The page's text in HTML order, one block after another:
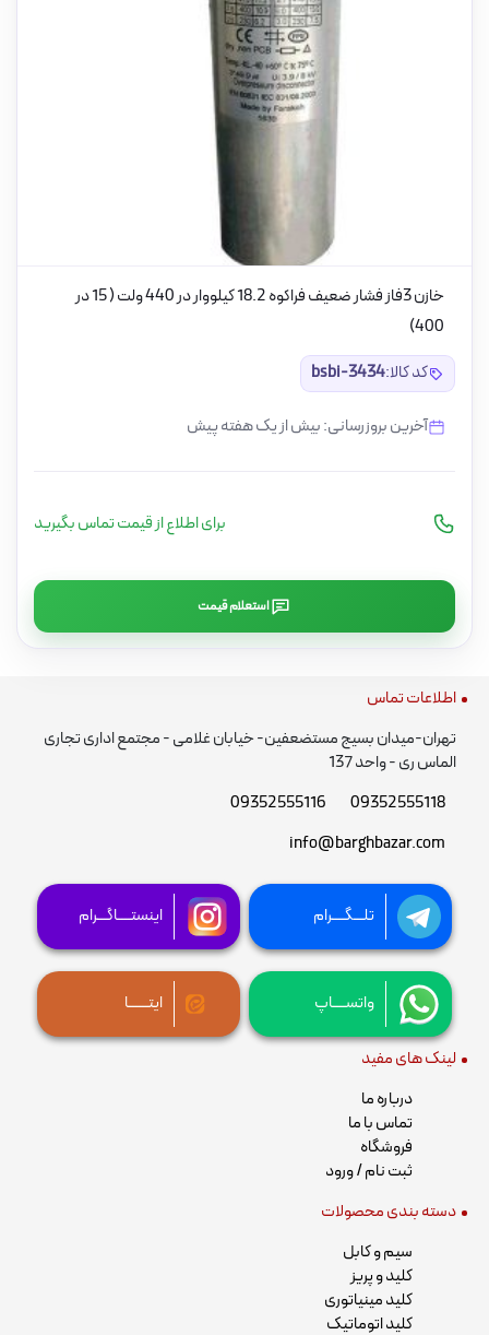
خازن 3فاز فشار ضعیف فراکوه 18.2 کیلووار در 440 ولت ( 15 در
400)
کد کالا:bsbi-3434
آخرین بروزرسانی: بیش از یک هفته پیش
برای اطلاع از قیمت تماس بگیرید
استعلام قیمت
اطلاعات تماس
تهران-میدان بسیج مستضعفین- خیابان غلامی - مجتمع اداری تجاری
الماس ری - واحد 137
09352555118
09352555116
info@barghbazar.com
تلـــگــــرام اینستــــاگـــرام
واتســــاپ ایتــــــا
لینک های مفید
درباره ما
تماس با ما
فروشگاه
ثبت نام / ورود
دسته بندی محصولات
سیم و کابل
کلید و پریز
کلید مینیاتوری
کلید اتوماتیک